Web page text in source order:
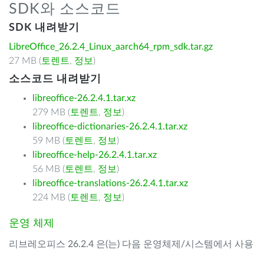
SDK와 소스코드
SDK 내려받기
LibreOffice_26.2.4_Linux_aarch64_rpm_sdk.tar.gz
27 MB ( 토렌트, 정보 )
소스코드 내려받기
libreoffice-26.2.4.1.tar.xz
279 MB ( 토렌트, 정보 )
libreoffice-dictionaries-26.2.4.1.tar.xz
59 MB ( 토렌트, 정보 )
libreoffice-help-26.2.4.1.tar.xz
56 MB ( 토렌트, 정보 )
libreoffice-translations-26.2.4.1.tar.xz
224 MB ( 토렌트, 정보 )
운영 체제
리브레오피스 26.2.4 은(는) 다음 운영체제/시스템에서 사용